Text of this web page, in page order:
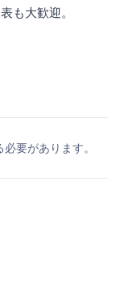
も大歓迎。
要があります。